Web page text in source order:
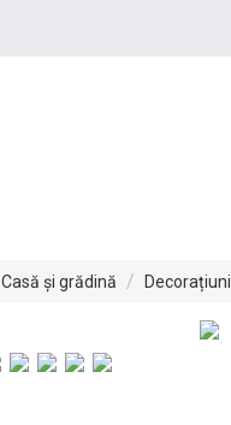
Casă și grădină / Decorațiuni